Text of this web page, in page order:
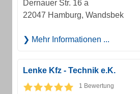
Dernauer Str. 16 a
22047 Hamburg, Wandsbek
Mehr Informationen ...
Lenke Kfz - Technik e.K.
1 Bewertung